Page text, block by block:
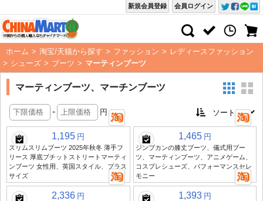
会員ログイン
新規会員登録
ホーム > 淘宝/天猫から探す > ファッション > レディースファッション
> シューズ > ブーツ > マーティンブーツ
マーティンブーツ、マーチンブーツ
- 円
1,195 円
スリムスリムブーツ 2025年秋冬 薄手フ
リース 厚底プチットストリートマーティ
ンブーツ 女性用、英国スタイル、プラス
サイズ
1,465 円
ジンブカンの膝丈ブーツ、儀式用ブー
ツ、マーティンブーツ、アニメゲーム、
コスプレシューズ、パフォーマンスセレ
モニー
2,336 円 1,393 円